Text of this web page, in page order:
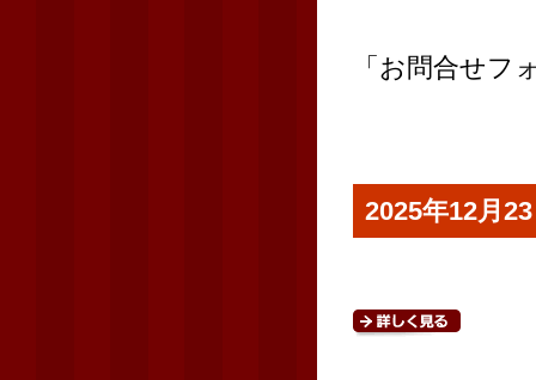
「お問合せフ
2025年12月